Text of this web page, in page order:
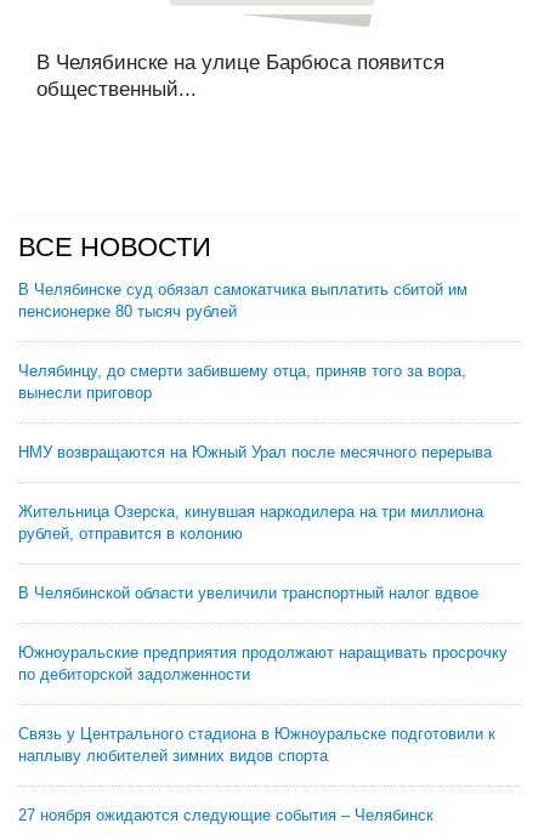
В Челябинске на улице Барбюса появится
общественный...
ВСЕ НОВОСТИ
В Челябинске суд обязал самокатчика выплатить сбитой им
пенсионерке 80 тысяч рублей
Челябинцу, до смерти забившему отца, приняв того за вора,
вынесли приговор
НМУ возвращаются на Южный Урал после месячного перерыва
Жительница Озерска, кинувшая наркодилера на три миллиона
рублей, отправится в колонию
В Челябинской области увеличили транспортный налог вдвое
Южноуральские предприятия продолжают наращивать просрочку
по дебиторской задолженности
Связь у Центрального стадиона в Южноуральске подготовили к
наплыву любителей зимних видов спорта
27 ноября ожидаются следующие события – Челябинск